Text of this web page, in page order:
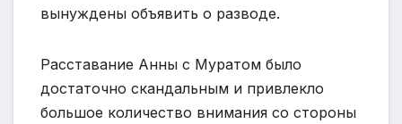
вынуждены объявить о разводе.
Расставание Анны с Муратом было
достаточно скандальным и привлекло
большое количество внимания со стороны